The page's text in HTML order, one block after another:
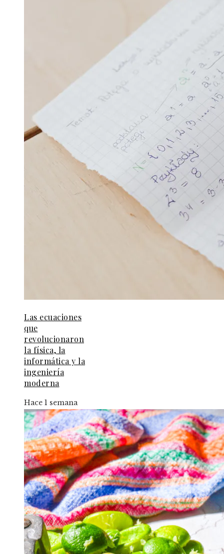
Las ecuaciones
que
revolucionaron
la física, la
informática y la
ingeniería
moderna
Hace 1 semana